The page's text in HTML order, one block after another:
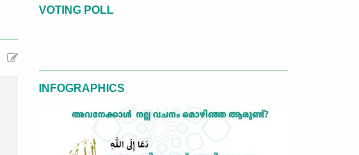
VOTING POLL
INFOGRAPHICS